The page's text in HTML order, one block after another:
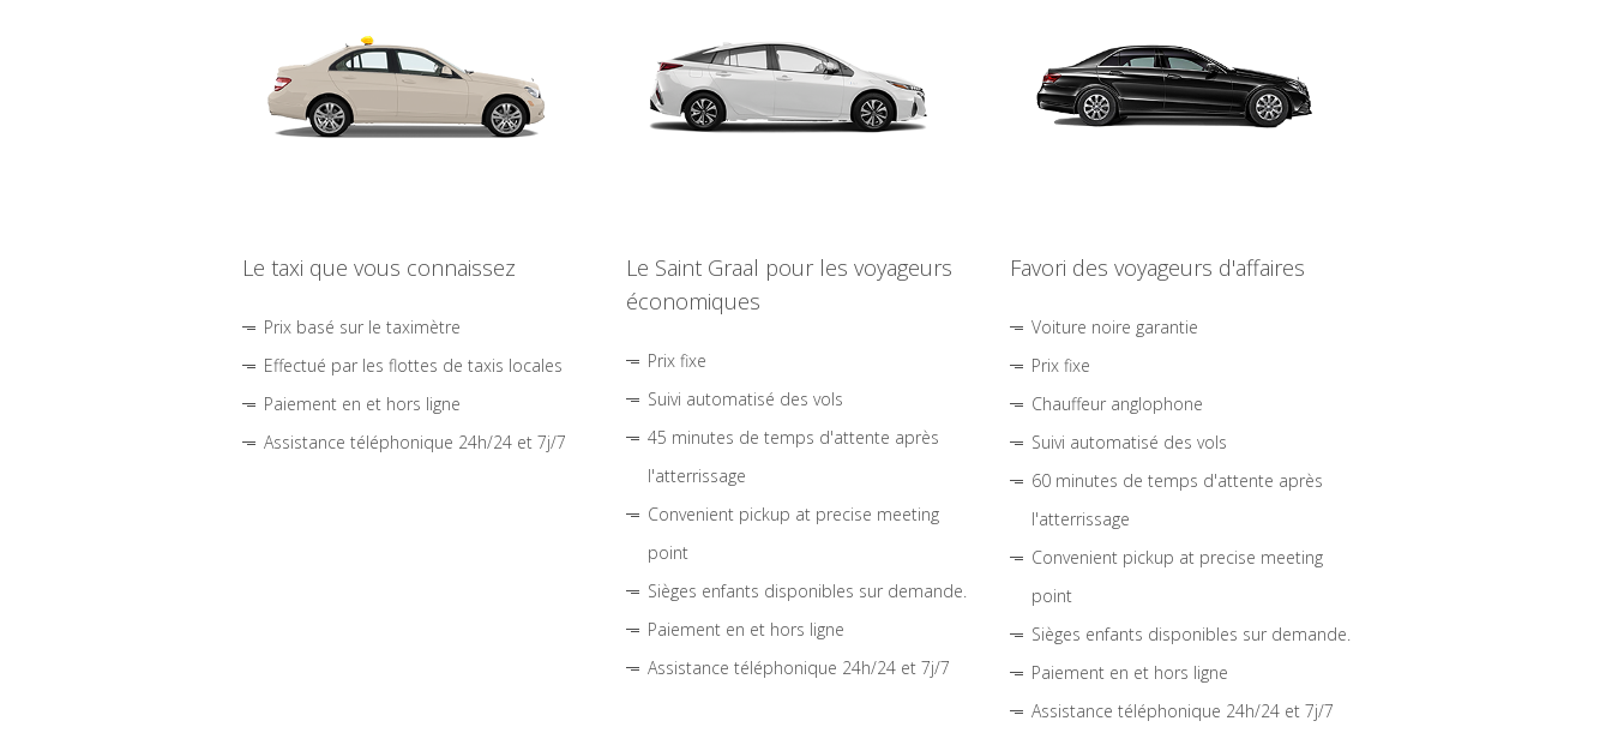
Le taxi que vous connaissez
Prix basé sur le taximètre
Effectué par les flottes de taxis locales
Paiement en et hors ligne
Assistance téléphonique 24h/24 et 7j/7
Le Saint Graal pour les voyageurs
économiques
Prix fixe
Suivi automatisé des vols
45 minutes de temps d'attente après
l'atterrissage
Convenient pickup at precise meeting
point
Sièges enfants disponibles sur demande.
Paiement en et hors ligne
Assistance téléphonique 24h/24 et 7j/7
Favori des voyageurs d'affaires
Voiture noire garantie
Prix fixe
Chauffeur anglophone
Suivi automatisé des vols
60 minutes de temps d'attente après
l'atterrissage
Convenient pickup at precise meeting
point
Sièges enfants disponibles sur demande.
Paiement en et hors ligne
Assistance téléphonique 24h/24 et 7j/7